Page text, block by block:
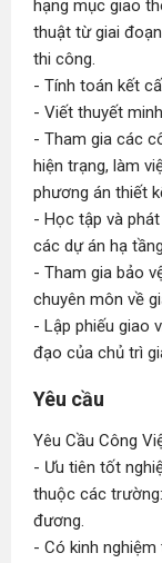
hạng mục giao
thuật từ giai
thi công.
- Tính toán kết
- Viết thuyết
- Tham gia các
hiện trạng, làm
phương án thiết
- Học tập và
các dự án hạ
- Tham gia bảo
chuyên môn về
- Lập phiếu giao
đạo của chủ trì
Yêu cầu
Yêu Cầu Công
- Ưu tiên tốt
thuộc các
đương.
- Có kinh